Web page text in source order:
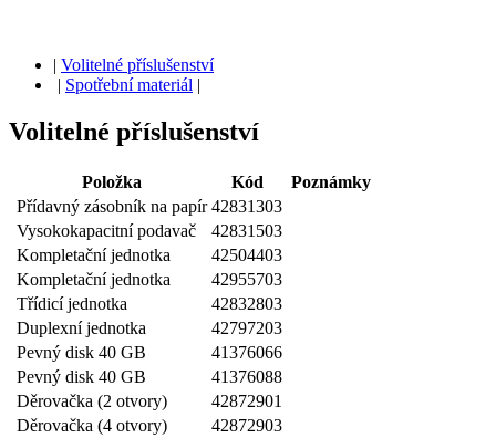
| Volitelné příslušenství
| Spotřební materiál |
Volitelné příslušenství
Položka Kód
Poznámky
Přídavný zásobník na papír 42831303
Vysokokapacitní podavač
42831503
Kompletační jednotka
42504403
Kompletační jednotka
42955703
Třídicí jednotka
42832803
Duplexní jednotka
42797203
Pevný disk 40 GB
41376066
Pevný disk 40 GB
41376088
Děrovačka (2 otvory)
42872901
Děrovačka (4 otvory)
42872903